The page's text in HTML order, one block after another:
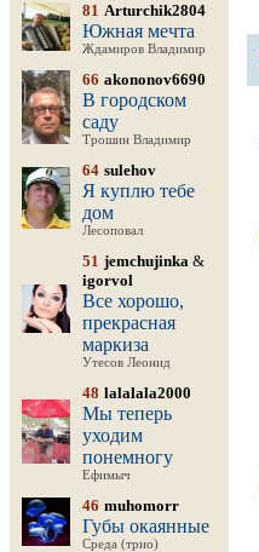
81 Arturchik2804
Южная мечта
Ждамиров Владимир
66 akononov6690
В городском
саду
Трошин Владимир
64 sulehov
Я куплю тебе
дом
Лесоповал
51 jemchujinka &
igorvol
Все хорошо,
прекрасная
маркиза
Утесов Леонид
48 lalalala2000
Мы теперь
уходим
понемногу
Ефимыч
46 muhomorr
Губы окаянные
Среда (трио)